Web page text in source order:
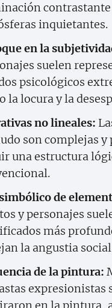
contrastante
inquietantes.
en la
suelen
psicológicos
la locura y la
no lineales:
son complejas y
una estructura
de
y personajes
más
la angustia
de la pintura:
expresionistas